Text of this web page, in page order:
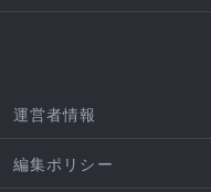
運営者情報
編集ポリシー